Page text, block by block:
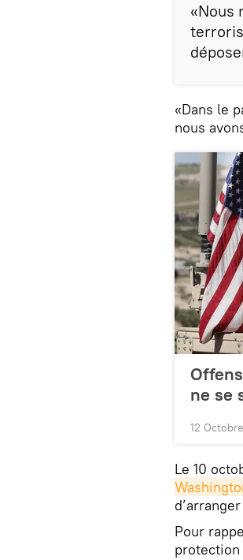
«Nous
«Dans le
nous
ne se
12
Le 10
Pour
protection